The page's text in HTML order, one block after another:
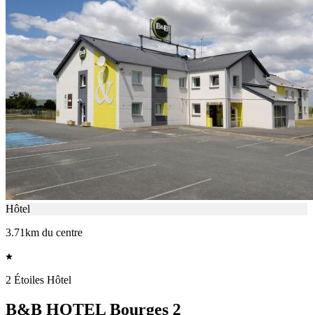
Hôtel
3.71km du centre
2 Étoiles Hôtel
B&B HOTEL Bourges 2